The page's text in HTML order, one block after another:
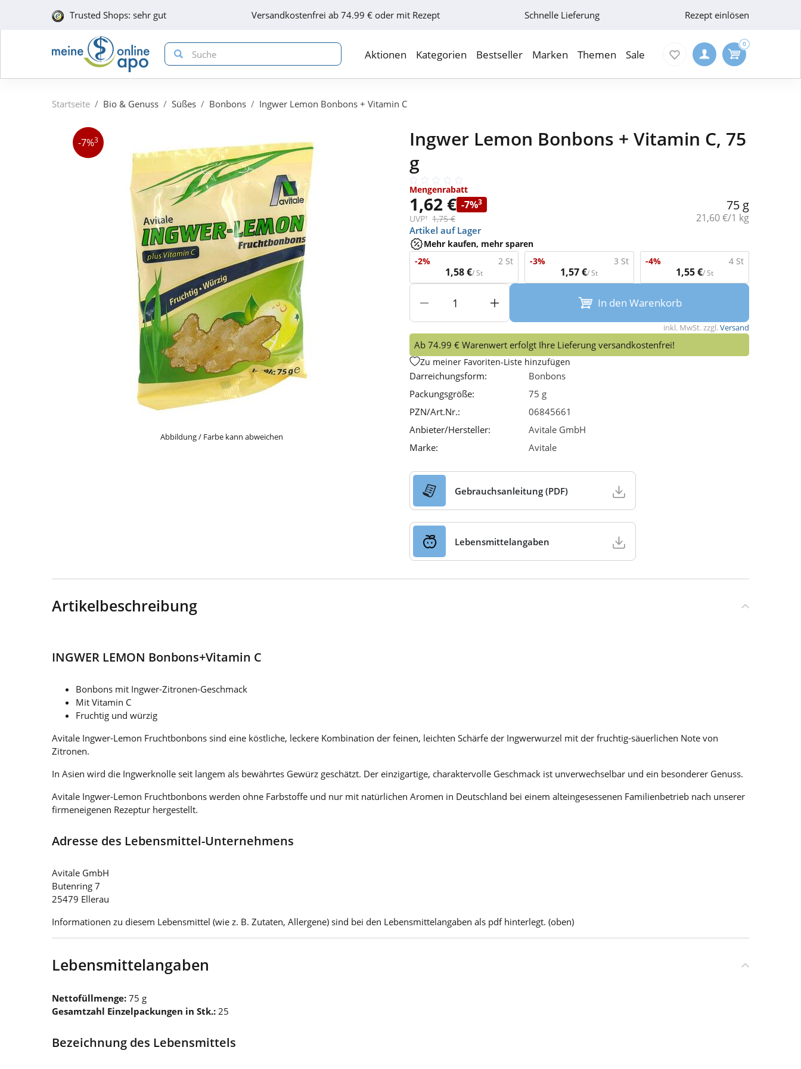
Trusted Shops: sehr gut Versandkostenfrei ab 74.99 € oder mit Rezept Schnelle Lieferung Rezept einlösen
Aktionen Kategorien Bestseller Marken Themen Sale
0
Startseite Bio & Genuss Süßes Bonbons Ingwer Lemon Bonbons + Vitamin C
-7%3
Abbildung / Farbe kann abweichen
Ingwer Lemon Bonbons + Vitamin C, 75
g
Mengenrabatt
1,62 € -7%3
UVP¹ 1,75 €
75 g
Grundpreis:
21,60 €/1 kg
Artikel auf Lager
Mehr kaufen, mehr sparen
-2%
2 St
1,58 €/ St
-3% 3 St
1,57 €/ St
-4% 4 St
1,55 €/ St
In den Warenkorb
inkl. MwSt. zzgl.Versand
Ab 74.99 € Warenwert erfolgt Ihre Lieferung versandkostenfrei!
Zu meiner Favoriten-Liste hinzufügen
Darreichungsform:
Bonbons
Packungsgröße:
75 g
PZN/Art.Nr.:
06845661
Anbieter/Hersteller:
Avitale GmbH
Marke:
Avitale
Gebrauchsanleitung (PDF)
Lebensmittelangaben
Artikelbeschreibung
INGWER LEMON Bonbons+Vitamin C
Bonbons mit Ingwer-Zitronen-Geschmack
Mit Vitamin C
Fruchtig und würzig
Avitale Ingwer-Lemon Fruchtbonbons sind eine köstliche, leckere Kombination der feinen, leichten Schärfe der Ingwerwurzel mit der fruchtig-säuerlichen Note von
Zitronen.
In Asien wird die Ingwerknolle seit langem als bewährtes Gewürz geschätzt. Der einzigartige, charaktervolle Geschmack ist unverwechselbar und ein besonderer Genuss.
Avitale Ingwer-Lemon Fruchtbonbons werden ohne Farbstoffe und nur mit natürlichen Aromen in Deutschland bei einem alteingesessenen Familienbetrieb nach unserer
firmeneigenen Rezeptur hergestellt.
Adresse des Lebensmittel-Unternehmens
Avitale GmbH
Butenring 7
25479 Ellerau
Informationen zu diesem Lebensmittel (wie z. B. Zutaten, Allergene) sind bei den Lebensmittelangaben als pdf hinterlegt. (oben)
Lebensmittelangaben
Nettofüllmenge: 75 g
Gesamtzahl Einzelpackungen in Stk.: 25
Bezeichnung des Lebensmittels